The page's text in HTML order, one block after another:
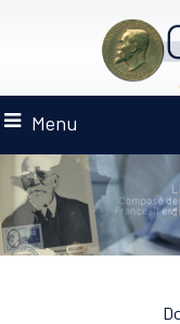
Menu